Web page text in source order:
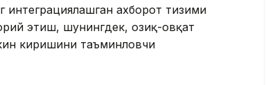
ахборот тизими
этиш, шунингдек, озиқ-овқат
киришини таъминловчи